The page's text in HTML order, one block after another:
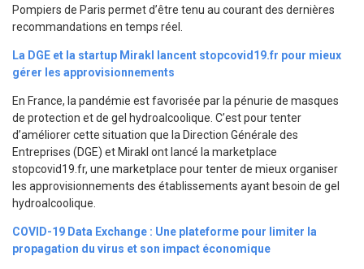
Pompiers de Paris permet d’être tenu au courant des dernières
recommandations en temps réel.
La DGE et la startup Mirakl lancent stopcovid19.fr pour mieux
gérer les approvisionnements
En France, la pandémie est favorisée par la pénurie de masques
de protection et de gel hydroalcoolique. C’est pour tenter
d’améliorer cette situation que la Direction Générale des
Entreprises (DGE) et Mirakl ont lancé la marketplace
stopcovid19.fr, une marketplace pour tenter de mieux organiser
les approvisionnements des établissements ayant besoin de gel
hydroalcoolique.
COVID-19 Data Exchange : Une plateforme pour limiter la
propagation du virus et son impact économique